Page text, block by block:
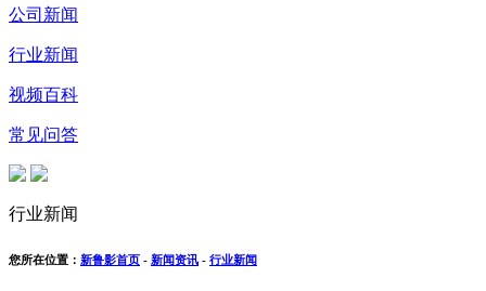
公司新闻
行业新闻
视频百科
常见问答
行业新闻
您所在位置： 新鲁影首页 - 新闻资讯 - 行业新闻